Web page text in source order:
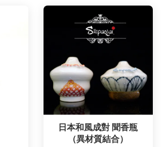
日本和風成對 聞香瓶
（異材質結合）